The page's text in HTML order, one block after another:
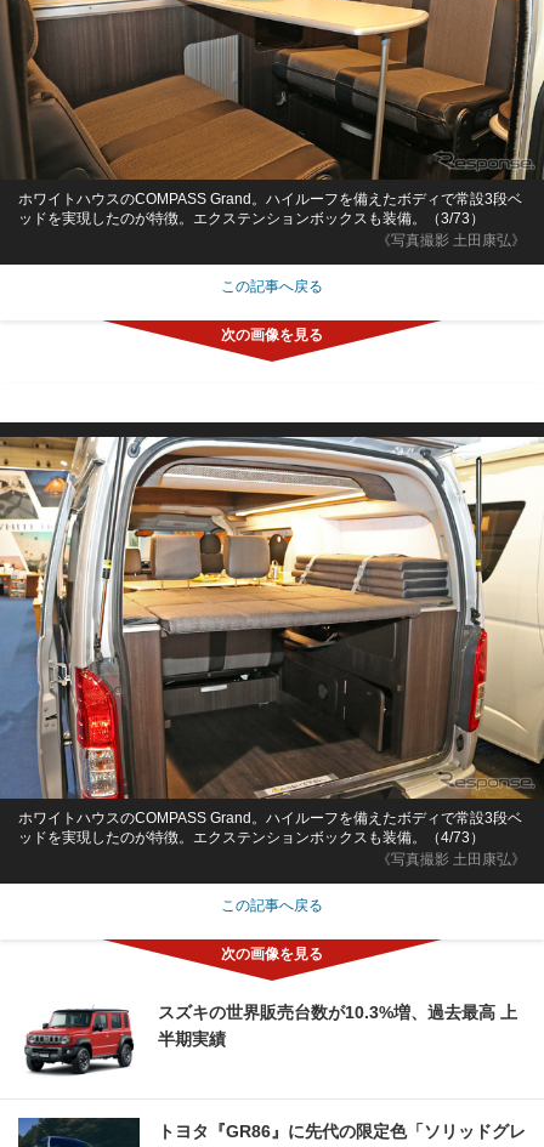
《写真撮影 土田康弘》
ホワイトハウスのCOMPASS Grand。ハイルーフを備えたボディで常設3段ベ
ッドを実現したのが特徴。エクステンションボックスも装備。（3/73）
この記事へ戻る
《写真撮影 土田康弘》
ホワイトハウスのCOMPASS Grand。ハイルーフを備えたボディで常設3段ベ
ッドを実現したのが特徴。エクステンションボックスも装備。（4/73）
この記事へ戻る
スズキの世界販売台数が10.3%増、過去最高 上
半期実績
トヨタ『GR86』に先代の限定色「ソリッドグレ